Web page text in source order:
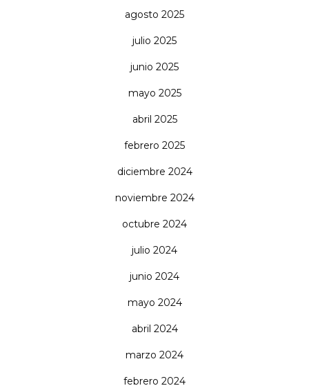
agosto 2025
julio 2025
junio 2025
mayo 2025
abril 2025
febrero 2025
diciembre 2024
noviembre 2024
octubre 2024
julio 2024
junio 2024
mayo 2024
abril 2024
marzo 2024
febrero 2024